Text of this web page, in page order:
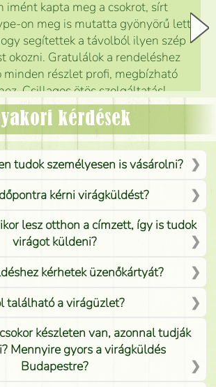
imént kapta meg a csokrot, sírt
on meg is mutatta gyönyörű lett.
segítettek a távolból ilyen szép
okozni. Gratulálok a rendeléshez
minden részlet profi, megbízható
Csillagos ötös szolgáltatás!
Mónika
kérdések
tudok személyesen is vásárolni?
kérni virágküldést?
lesz otthon a címzett, így is tudok
virágot küldeni?
kérhetek üzenőkártyát?
található a virágüzlet?
készleten van, azonnal tudják
Mennyire gyors a virágküldés
Budapestre?